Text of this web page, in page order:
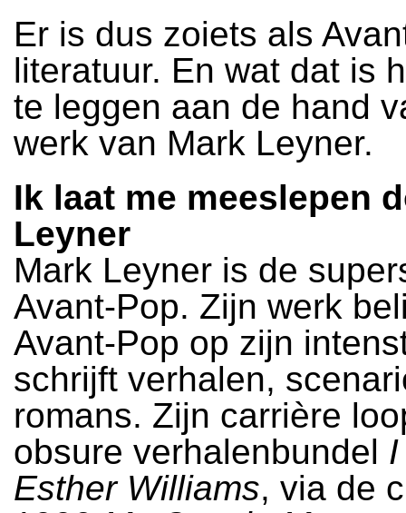
Er is dus zoiets als
literatuur. En wat dat is
te leggen aan de hand
werk van Mark Leyner.
Ik laat me meeslepen
Leyner
Mark Leyner is de
Avant-Pop. Zijn werk
Avant-Pop op zijn
schrijft verhalen,
romans. Zijn carrière
obsure verhalenbundel
Esther Williams, via de